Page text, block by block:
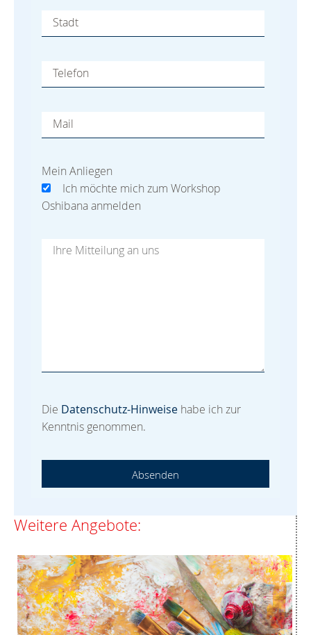
Stadt
Telefon
Mail
Mein Anliegen
Ich möchte mich zum Workshop
Oshibana anmelden
Die Datenschutz-Hinweise habe ich zur
Kenntnis genommen.
Absenden
Weitere Angebote: